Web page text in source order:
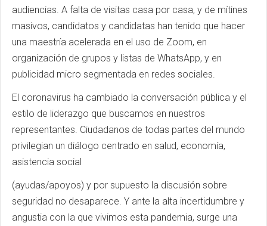
audiencias. A falta de visitas casa por casa, y de mítines
masivos, candidatos y candidatas han tenido que hacer
una maestría acelerada en el uso de Zoom, en
organización de grupos y listas de WhatsApp, y en
publicidad micro segmentada en redes sociales.
El coronavirus ha cambiado la conversación pública y el
estilo de liderazgo que buscamos en nuestros
representantes. Ciudadanos de todas partes del mundo
privilegian un diálogo centrado en salud, economía,
asistencia social
(ayudas/apoyos) y por supuesto la discusión sobre
seguridad no desaparece. Y ante la alta incertidumbre y
angustia con la que vivimos esta pandemia, surge una